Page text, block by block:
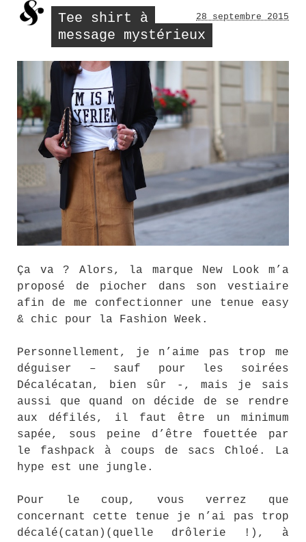
Tee shirt à
message mystérieux
28 septembre 2015
Ça va ? Alors, la marque New Look m’a
proposé de piocher dans son vestiaire
afin de me confectionner une tenue easy
& chic pour la Fashion Week.
Personnellement, je n’aime pas trop me
déguiser – sauf pour les soirées
Décalécatan, bien sûr -, mais je sais
aussi que quand on décide de se rendre
aux défilés, il faut être un minimum
sapée, sous peine d’être fouettée par
le fashpack à coups de sacs Chloé. La
hype est une jungle.
Pour le coup, vous verrez que
concernant cette tenue je n’ai pas trop
décalé(catan)(quelle drôlerie !), à